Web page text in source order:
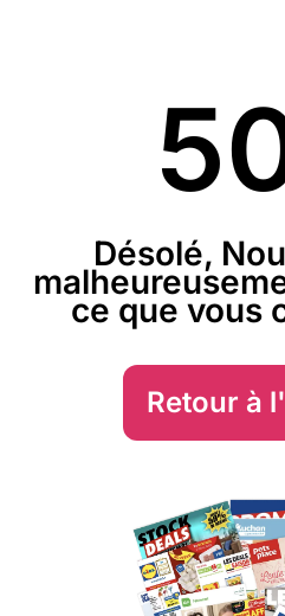
Désolé,
ce que vous
Retour à